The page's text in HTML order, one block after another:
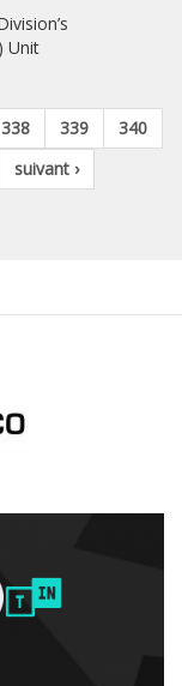
Unit
338 339
340
suivant ›